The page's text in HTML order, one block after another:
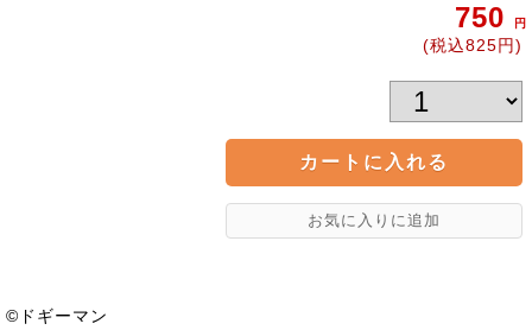
750 円
(税込825円)
©ドギーマン